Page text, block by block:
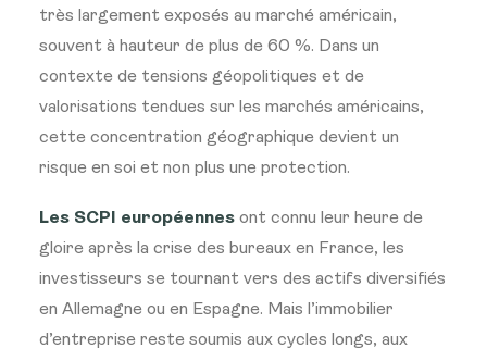
très largement exposés au marché américain,
souvent à hauteur de plus de 60 %. Dans un
contexte de tensions géopolitiques et de
valorisations tendues sur les marchés américains,
cette concentration géographique devient un
risque en soi et non plus une protection.
Les SCPI européennes ont connu leur heure de
gloire après la crise des bureaux en France, les
investisseurs se tournant vers des actifs diversifiés
en Allemagne ou en Espagne. Mais l’immobilier
d’entreprise reste soumis aux cycles longs, aux